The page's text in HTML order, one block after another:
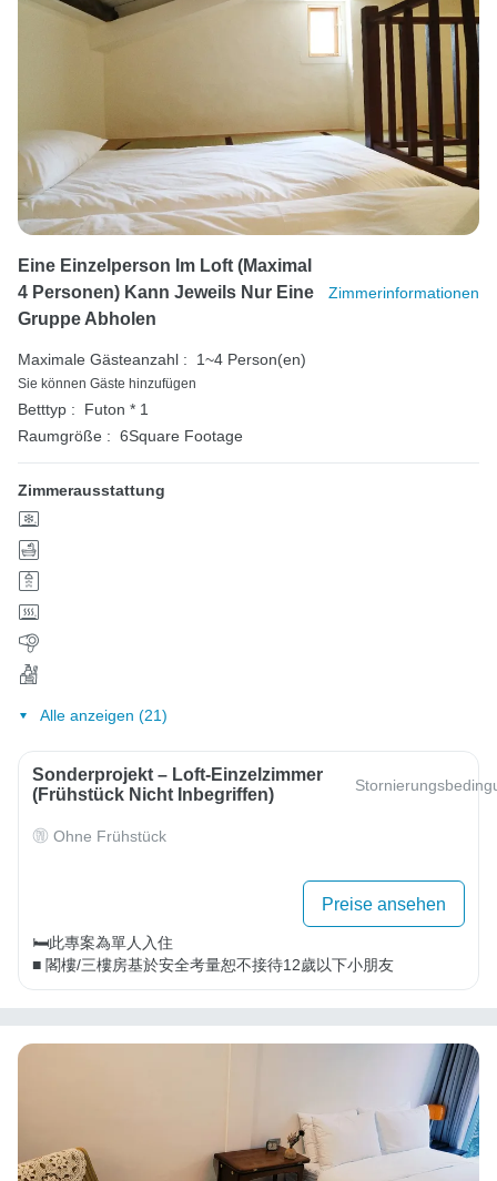
Eine Einzelperson Im Loft (maximal
4 Personen) Kann Jeweils Nur Eine
Gruppe Abholen
Zimmerinformationen
Maximale Gästeanzahl : 1~4 Person(en)
Sie können Gäste hinzufügen
Betttyp :
Futon * 1
Raumgröße : 6Square Footage
Zimmerausstattung
Alle anzeigen (21)
Sonderprojekt – Loft-Einzelzimmer
(Frühstück Nicht Inbegriffen)
Ohne Frühstück
Preise ansehen
🛏️此專案為單人入住
■ 閣樓/三樓房基於安全考量恕不接待12歲以下小朋友